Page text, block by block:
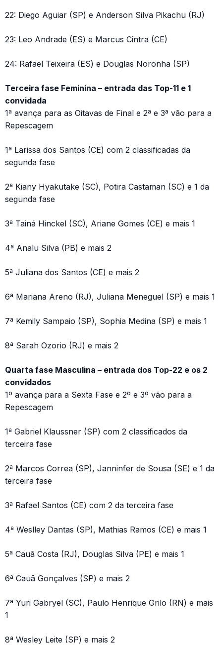
22: Diego Aguiar (SP) e Anderson Silva Pikachu (RJ)
23: Leo Andrade (ES) e Marcus Cintra (CE)
24: Rafael Teixeira (ES) e Douglas Noronha (SP)
Terceira fase Feminina – entrada das Top-11 e 1
convidada
1ª avança para as Oitavas de Final e 2ª e 3ª vão para a
Repescagem
1ª Larissa dos Santos (CE) com 2 classificadas da
segunda fase
2ª Kiany Hyakutake (SC), Potira Castaman (SC) e 1 da
segunda fase
3ª Tainá Hinckel (SC), Ariane Gomes (CE) e mais 1
4ª Analu Silva (PB) e mais 2
5ª Juliana dos Santos (CE) e mais 2
6ª Mariana Areno (RJ), Juliana Meneguel (SP) e mais 1
7ª Kemily Sampaio (SP), Sophia Medina (SP) e mais 1
8ª Sarah Ozorio (RJ) e mais 2
Quarta fase Masculina – entrada dos Top-22 e os 2
convidados
1º avança para a Sexta Fase e 2º e 3º vão para a
Repescagem
1ª Gabriel Klaussner (SP) com 2 classificados da
terceira fase
2ª Marcos Correa (SP), Janninfer de Sousa (SE) e 1 da
terceira fase
3ª Rafael Santos (CE) com 2 da terceira fase
4ª Weslley Dantas (SP), Mathias Ramos (CE) e mais 1
5ª Cauã Costa (RJ), Douglas Silva (PE) e mais 1
6ª Cauã Gonçalves (SP) e mais 2
7ª Yuri Gabryel (SC), Paulo Henrique Grilo (RN) e mais
1
8ª Wesley Leite (SP) e mais 2